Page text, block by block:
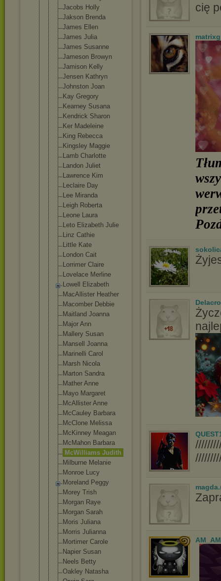
Jacobs Holly
Jakson Brenda
James Ellen
James Julia
James Susanne
Jameson Browyn
Jamison Kelly
Jensen Kathryn
Johnston Joan
Kay Gregory
Kearney Susana
Kendrick Sharon
Ker Madeleine
King Rebecca
Kingsley Maggie
Lamb Charlotte
Landon Juliet
Lawrence Kim
Leclaire Day
Lee Miranda
Leigh Roberta
Leone Laura
Leto Elizabeth Julie
Linz Cathie
Little Kate
London Cait
Lorrimer Claire
Lovelace Merline
Lowell Elizabeth
MacAllister Heather
Macomber Debbie
Maitland Joanna
Major Ann
Mallery Susan
Mansell Joanna
Marinelli Carol
Marsh Nicola
Marton Sandra
Mather Anne
Mayo Margaret
McAllister Anne
McCauley Barbara
McClone Melissa
McKinney Meagan
McMahon Barbara
McWilliams Judith
Milburne Melanie
Monroe Lucy
Moreland Peggy
Morey Trish
Morgan Raye
Morgan Sarah
Moris Juliana
Morris Julianna
Mortimer Carole
Napier Susan
Neels Betty
Oakley Natasha
cię
AM_AM